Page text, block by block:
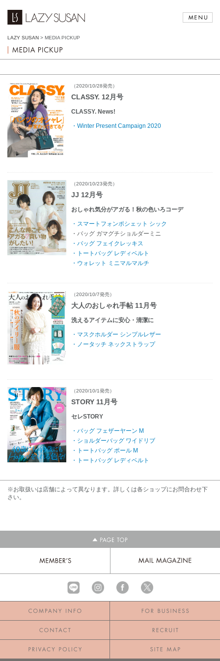
LAZY SUSAN > MEDIA PICKUP
（2020/10/28発売）
CLASSY. 12月号
CLASSY. News!
・Winter Present Campaign 2020
（2020/10/23発売）
JJ 12月号
おしゃれ気分がアガる！秋の色いろコーデ
・スマートフォンポシェット シック
・バッグ ガマグチショルダーミニ
・バッグ フェイクレッキス
・トートバッグ レディベルト
・ウォレット ミニマルマルチ
（2020/10/7発売）
大人のおしゃれ手帖 11月号
洗えるアイテムに安心・清潔に
・マスクホルダー シンプルレザー
・ノータッチ ネックストラップ
（2020/10/1発売）
STORY 11月号
セレSTORY
・バッグ フェザーヤーン M
・ショルダーバッグ ワイドリブ
・トートバッグ ポール M
・トートバッグ レディベルト
※お取扱いは店舗によって異なります。詳しくは各ショップにお問合わせ下
さい。